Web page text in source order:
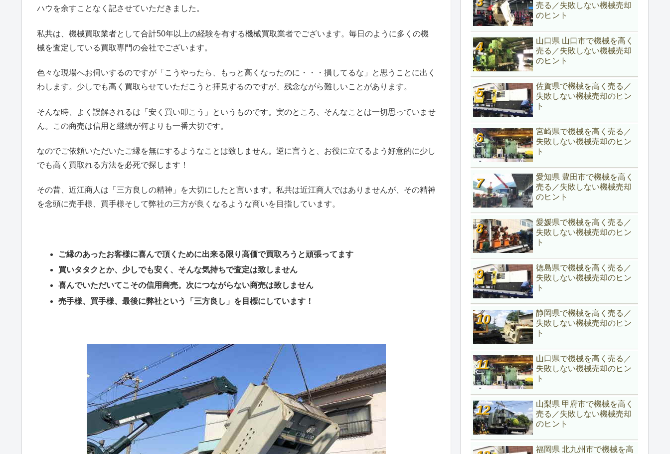
ハウを余すことなく記させていただきました。
私共は、機械買取業者として合計50年以上の経験を有する機械買取業者でございます。毎日のように多くの機
械を査定している買取専門の会社でございます。
色々な現場へお伺いするのですが「こうやったら、もっと高くなったのに・・・損してるな」と思うことに出く
わします。少しでも高く買取らせていただこうと拝見するのですが、残念ながら難しいことがあります。
そんな時、よく誤解されるは「安く買い叩こう」というものです。実のところ、そんなことは一切思っていませ
ん。この商売は信用と継続が何よりも一番大切です。
なのでご依頼いただいたご縁を無にするようなことは致しません。逆に言うと、お役に立てるよう好意的に少し
でも高く買取れる方法を必死で探します！
その昔、近江商人は「三方良しの精神」を大切にしたと言います。私共は近江商人ではありませんが、その精神
を念頭に売手様、買手様そして弊社の三方が良くなるような商いを目指しています。
ご縁のあったお客様に喜んで頂くために出来る限り高価で買取ろうと頑張ってます
買いタタクとか、少しでも安く、そんな気持ちで査定は致しません
喜んでいただいてこその信用商売。次につながらない商売は致しません
売手様、買手様、最後に弊社という「三方良し」を目標にしています！
売る／失敗しない機械売却
のヒント
山口県 山口市で機械を高く
売る／失敗しない機械売却
のヒント
佐賀県で機械を高く売る／
失敗しない機械売却のヒン
ト
宮崎県で機械を高く売る／
失敗しない機械売却のヒン
ト
愛知県 豊田市で機械を高く
売る／失敗しない機械売却
のヒント
愛媛県で機械を高く売る／
失敗しない機械売却のヒン
ト
徳島県で機械を高く売る／
失敗しない機械売却のヒン
ト
静岡県で機械を高く売る／
失敗しない機械売却のヒン
ト
山口県で機械を高く売る／
失敗しない機械売却のヒン
ト
山梨県 甲府市で機械を高く
売る／失敗しない機械売却
のヒント
福岡県 北九州市で機械を高